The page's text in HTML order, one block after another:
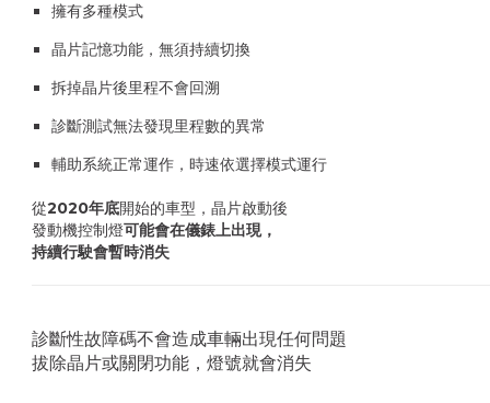
擁有多種模式
晶片記憶功能，無須持續切換
拆掉晶片後里程不會回溯
診斷測試無法發現里程數的異常
輔助系統正常運作，時速依選擇模式運行
從2020年底開始的車型，晶片啟動後
發動機控制燈可能會在儀錶上出現，
持續行駛會暫時消失
診斷性故障碼不會造成車輛出現任何問題
拔除晶片或關閉功能，燈號就會消失